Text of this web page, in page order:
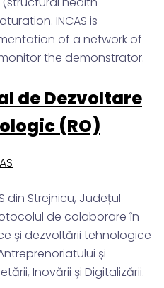
INCAS is
of a network of
the demonstrator.
de Dezvoltare
(RO)
din Strejnicu, Județul
de colaborare în
și dezvoltării tehnologice
și
Inovării și Digitalizării.